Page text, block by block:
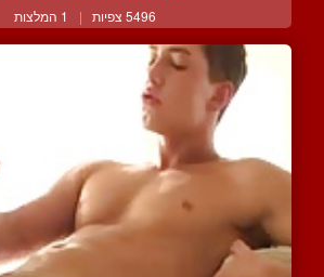
5496 צפיות | 1 המלצות